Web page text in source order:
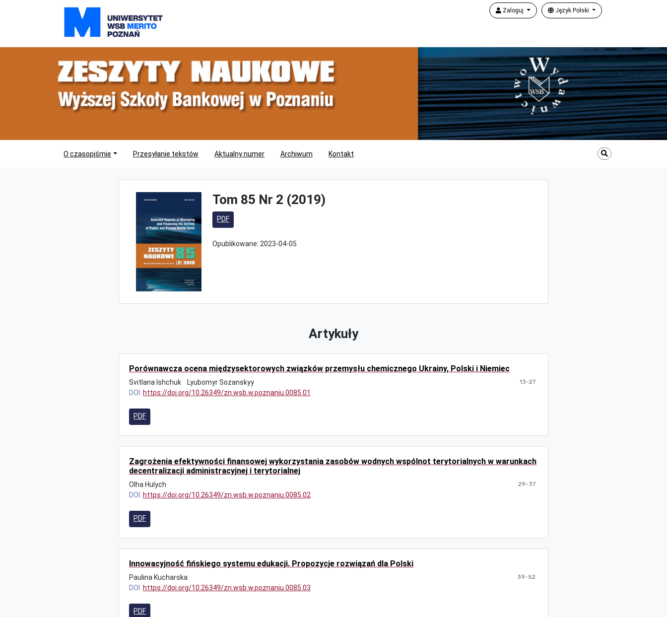
Zaloguj Język Polski
O czasopiśmie Przesyłanie tekstów Aktualny numer Archiwum Kontakt
Tom 85 Nr 2 (2019)
PDF
Opublikowane: 2023-04-05
Artykuły
Porównawcza ocena międzysektorowych związków przemysłu chemicznego Ukrainy, Polski i Niemiec
Svitlana Ishchuk Lyubomyr Sozanskyy 13-27
DOI: https://doi.org/10.26349/zn.wsb.w.poznaniu.0085.01
PDF
Zagrożenia efektywności finansowej wykorzystania zasobów wodnych wspólnot terytorialnych w warunkach
decentralizacji administracyjnej i terytorialnej
Olha Hulych 29-37
DOI: https://doi.org/10.26349/zn.wsb.w.poznaniu.0085.02
PDF
Innowacyjność fińskiego systemu edukacji. Propozycje rozwiązań dla Polski
Paulina Kucharska 39-52
DOI: https://doi.org/10.26349/zn.wsb.w.poznaniu.0085.03
PDF